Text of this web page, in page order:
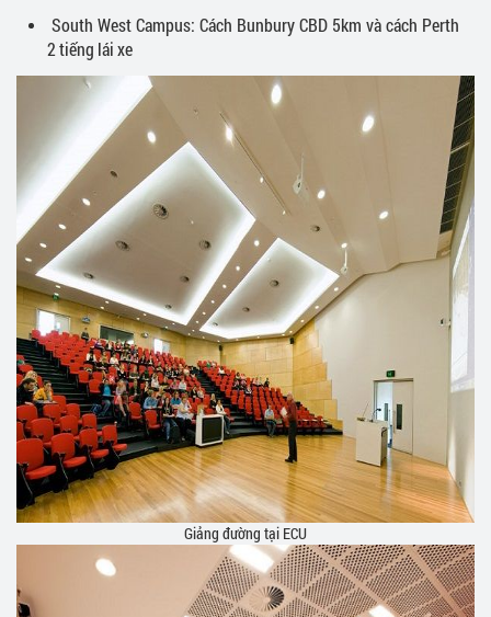
South West Campus: Cách Bunbury CBD 5km và cách Perth
2 tiếng lái xe
Giảng đường tại ECU